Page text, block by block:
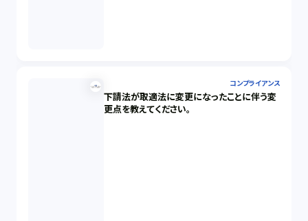
コンプライアンス
下請法が取適法に変更になったことに伴う変
更点を教えてください。